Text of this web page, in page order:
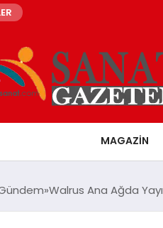
MAGAZIN
Walrus Ana Ağda